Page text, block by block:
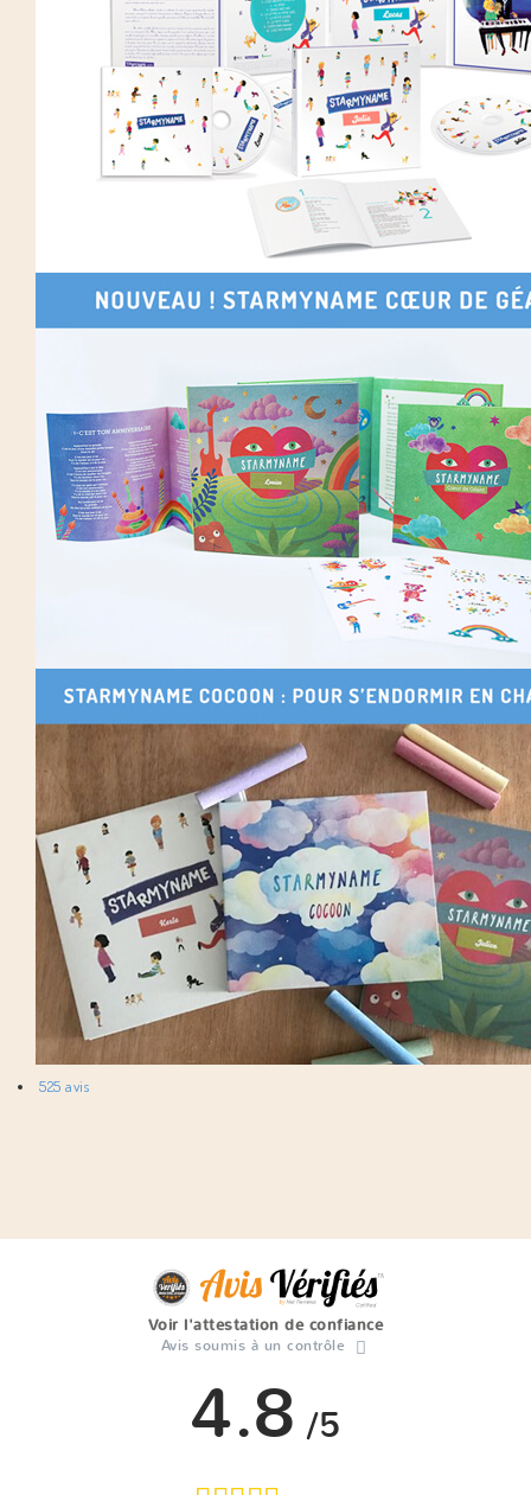
525 avis
Voir l'attestation de confiance
Avis soumis à un contrôle
4.8 /5